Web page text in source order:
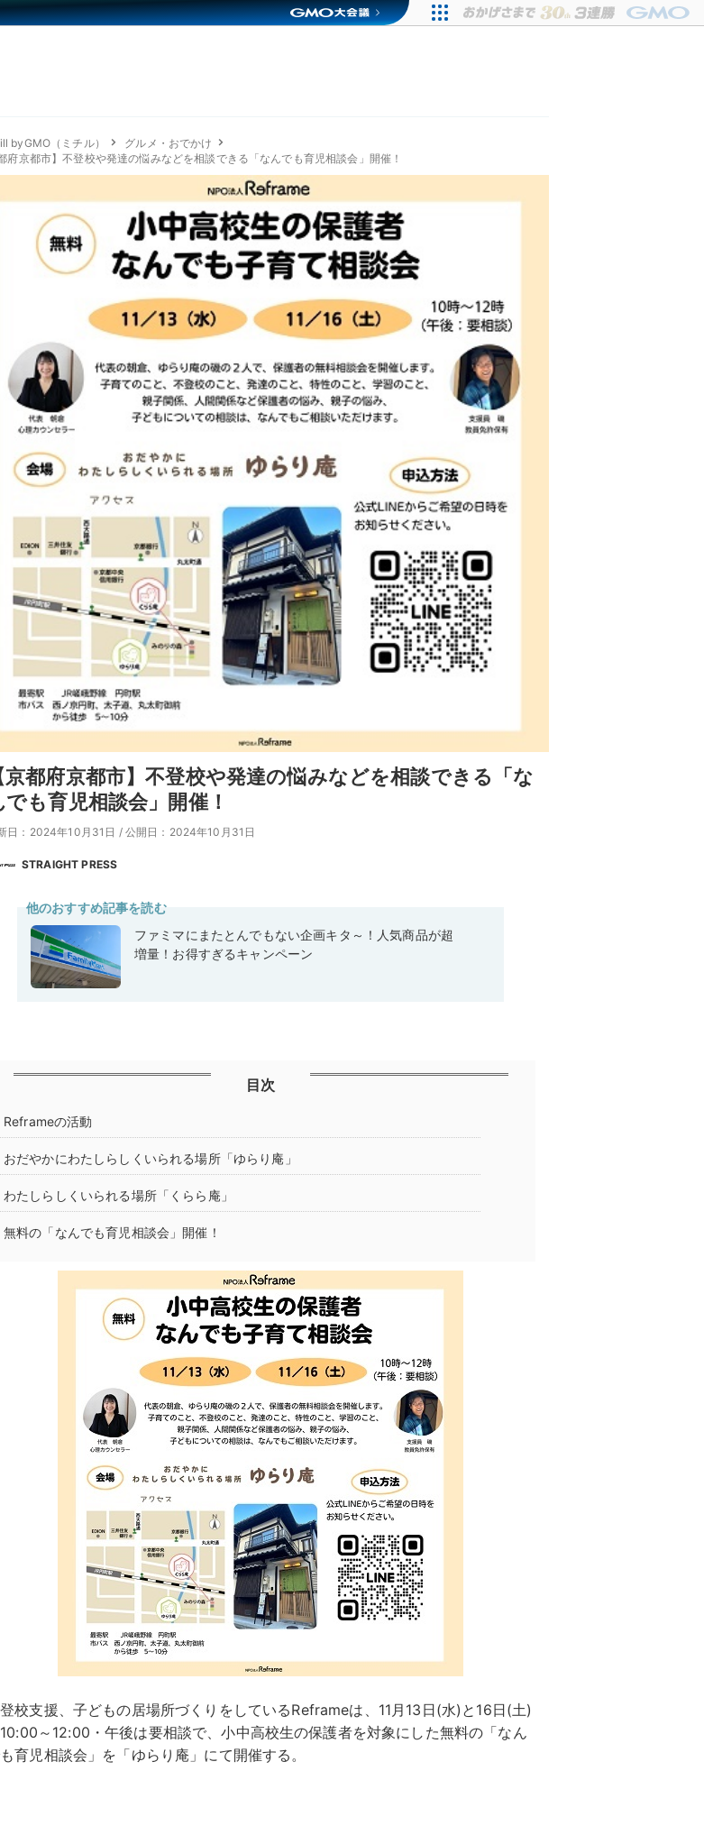
byGMO（ミチル）
グルメ・おでかけ
都府京都市】不登校や発達の悩みなどを相談できる「なんでも育児相談会」開催！
京都府京都市】不登校や発達の悩みなどを相談できる「な
でも育児相談会」開催！
日：2024年10月31日 / 公開日：2024年10月31日
STRAIGHT PRESS
他のおすすめ記事を読む
ファミマにまたとんでもない企画キタ～！人気商品が超
増量！お得すぎるキャンペーン
目次
Reframeの活動
おだやかにわたしらしくいられる場所「ゆらり庵」
わたしらしくいられる場所「くらら庵」
無料の「なんでも育児相談会」開催！
校支援、子どもの居場所づくりをしているReframeは、11月13日(水)と16日(土)
～12:00・午後は要相談で、小中高校生の保護者を対象にした無料の「なん
育児相談会」を「ゆらり庵」にて開催する。